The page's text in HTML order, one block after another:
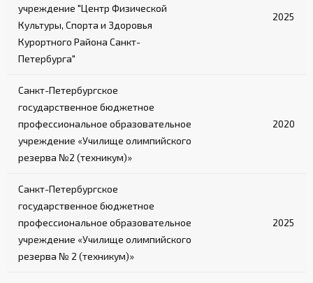
учреждение "Центр Физической
Культуры, Спорта и Здоровья
Курортного Района Санкт-
Петербурга"
2025
Санкт-Петербургское
государственное бюджетное
профессиональное образовательное
учреждение «Училище олимпийского
резерва №2 (техникум)»
2020
Санкт-Петербургское
государственное бюджетное
профессиональное образовательное
учреждение «Училище олимпийского
резерва № 2 (техникум)»
2025